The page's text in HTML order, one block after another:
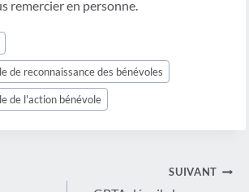
remercier en personne.
de reconnaissance des bénévoles
de l'action bénévole
SUIVANT